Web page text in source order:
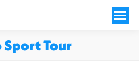
Sport Tour